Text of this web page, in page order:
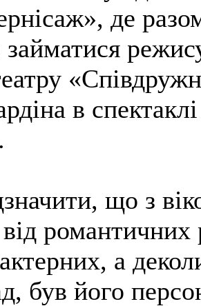
де
займатися
в
що з
від
а
був його